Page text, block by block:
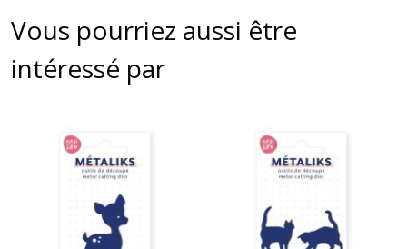
Vous pourriez aussi être
intéressé par